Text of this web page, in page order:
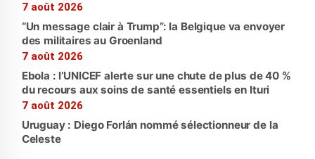
7 août 2026
“Un message clair à Trump”: la Belgique va envoyer
des militaires au Groenland
7 août 2026
Ebola : l’UNICEF alerte sur une chute de plus de 40 %
du recours aux soins de santé essentiels en Ituri
7 août 2026
Uruguay : Diego Forlán nommé sélectionneur de la
Celeste